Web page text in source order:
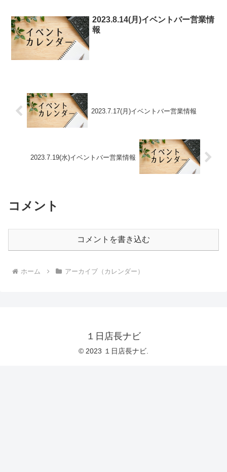
2023.8.14(月)イベントバー営業情
報
2023.7.17(月)イベントバー営業情報
2023.7.19(水)イベントバー営業情報
コメント
コメントを書き込む
ホーム アーカイブ（カレンダー）
１日店長ナビ
© 2023 １日店長ナビ.